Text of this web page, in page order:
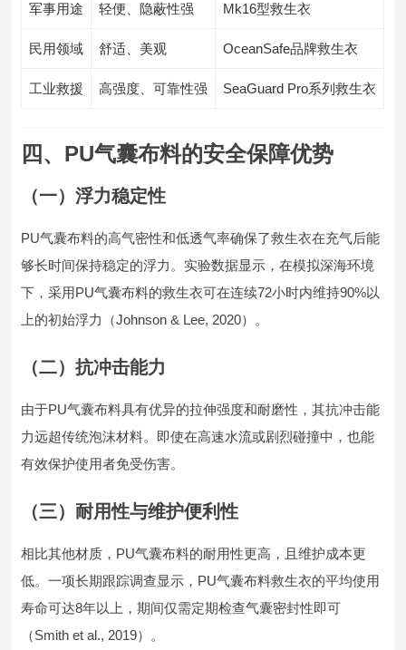
军事用途 轻便、隐蔽性强 Mk16型救生衣
民用领域 舒适、美观 OceanSafe品牌救生衣
工业救援 高强度、可靠性强 SeaGuard Pro系列救生衣
四、PU气囊布料的安全保障优势
（一）浮力稳定性
PU气囊布料的高气密性和低透气率确保了救生衣在充气后能
够长时间保持稳定的浮力。实验数据显示，在模拟深海环境
下，采用PU气囊布料的救生衣可在连续72小时内维持90%以
上的初始浮力（Johnson & Lee, 2020）。
（二）抗冲击能力
由于PU气囊布料具有优异的拉伸强度和耐磨性，其抗冲击能
力远超传统泡沫材料。即使在高速水流或剧烈碰撞中，也能
有效保护使用者免受伤害。
（三）耐用性与维护便利性
相比其他材质，PU气囊布料的耐用性更高，且维护成本更
低。一项长期跟踪调查显示，PU气囊布料救生衣的平均使用
寿命可达8年以上，期间仅需定期检查气囊密封性即可
（Smith et al., 2019）。